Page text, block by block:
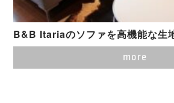
B&B Itariaのソファを高機能な生
more